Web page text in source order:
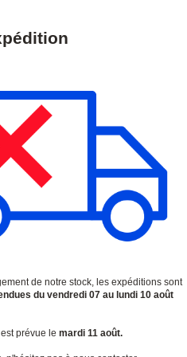
Reprise prévue le